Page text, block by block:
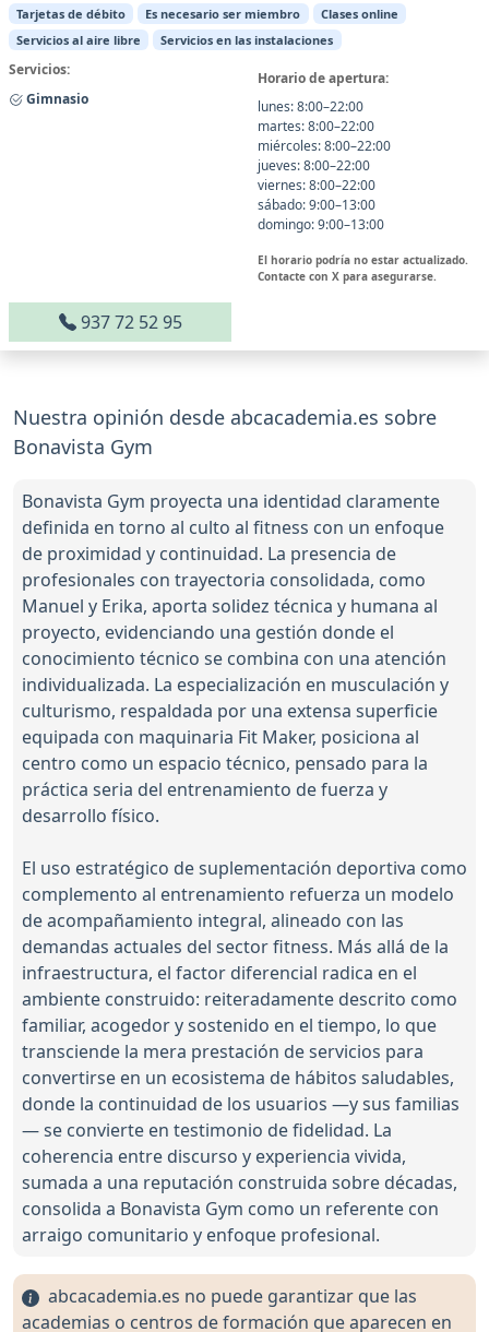
Tarjetas de débito
Es necesario ser miembro
Clases online
Servicios al aire libre
Servicios en las instalaciones
Servicios:
Gimnasio
Horario de apertura:
lunes: 8:00–22:00
martes: 8:00–22:00
miércoles: 8:00–22:00
jueves: 8:00–22:00
viernes: 8:00–22:00
sábado: 9:00–13:00
domingo: 9:00–13:00
El horario podría no estar actualizado.
Contacte con X para asegurarse.
937 72 52 95
Nuestra opinión desde abcacademia.es sobre
Bonavista Gym
Bonavista Gym proyecta una identidad claramente
definida en torno al culto al fitness con un enfoque
de proximidad y continuidad. La presencia de
profesionales con trayectoria consolidada, como
Manuel y Erika, aporta solidez técnica y humana al
proyecto, evidenciando una gestión donde el
conocimiento técnico se combina con una atención
individualizada. La especialización en musculación y
culturismo, respaldada por una extensa superficie
equipada con maquinaria Fit Maker, posiciona al
centro como un espacio técnico, pensado para la
práctica seria del entrenamiento de fuerza y
desarrollo físico.
El uso estratégico de suplementación deportiva como
complemento al entrenamiento refuerza un modelo
de acompañamiento integral, alineado con las
demandas actuales del sector fitness. Más allá de la
infraestructura, el factor diferencial radica en el
ambiente construido: reiteradamente descrito como
familiar, acogedor y sostenido en el tiempo, lo que
transciende la mera prestación de servicios para
convertirse en un ecosistema de hábitos saludables,
donde la continuidad de los usuarios —y sus familias
— se convierte en testimonio de fidelidad. La
coherencia entre discurso y experiencia vivida,
sumada a una reputación construida sobre décadas,
consolida a Bonavista Gym como un referente con
arraigo comunitario y enfoque profesional.
abcacademia.es no puede garantizar que las
academias o centros de formación que aparecen en